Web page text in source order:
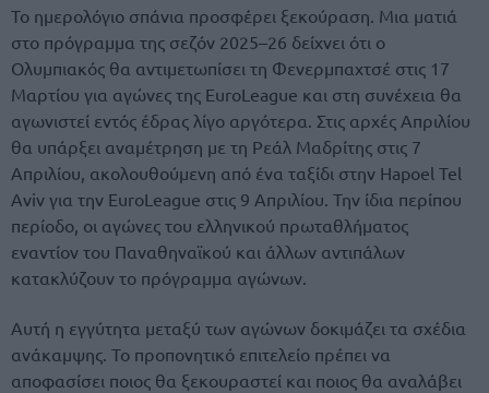
Το ημερολόγιο σπάνια προσφέρει ξεκούραση. Μια ματιά
στο πρόγραμμα της σεζόν 2025–26 δείχνει ότι ο
Ολυμπιακός θα αντιμετωπίσει τη Φενερμπαχτσέ στις 17
Μαρτίου για αγώνες της EuroLeague και στη συνέχεια θα
αγωνιστεί εντός έδρας λίγο αργότερα. Στις αρχές Απριλίου
θα υπάρξει αναμέτρηση με τη Ρεάλ Μαδρίτης στις 7
Απριλίου, ακολουθούμενη από ένα ταξίδι στην Hapoel Tel
Aviv για την EuroLeague στις 9 Απριλίου. Την ίδια περίπου
περίοδο, οι αγώνες του ελληνικού πρωταθλήματος
εναντίον του Παναθηναϊκού και άλλων αντιπάλων
κατακλύζουν το πρόγραμμα αγώνων.
Αυτή η εγγύτητα μεταξύ των αγώνων δοκιμάζει τα σχέδια
ανάκαμψης. Το προπονητικό επιτελείο πρέπει να
αποφασίσει ποιος θα ξεκουραστεί και ποιος θα αναλάβει